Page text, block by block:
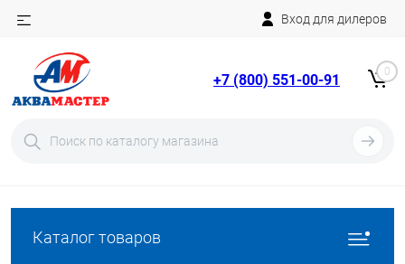
Вход для дилеров
+7 (800) 551-00-91 0
Каталог товаров